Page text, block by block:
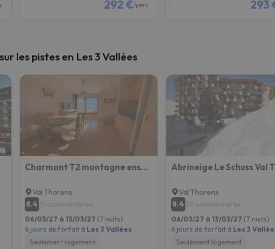
292 €/pers. 293
les pistes en Les 3 Vallées
Charmant T2 montagne ensoleillé
Val Thorens
8.4 31 commentaires
06/03/27 à 13/03/27 (7 nuits)
6 jours de forfait à Les 3 Vallées
Seulement logement
Val Thorens
8.4 39 commentaires
06/03/27 à 13/03/27 (7 nuits)
6 jours de forfait à Les 3
Seulement logement